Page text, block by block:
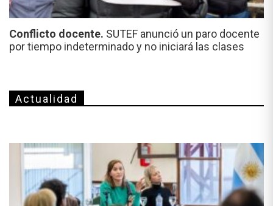
Conflicto docente. SUTEF anunció un paro docente
por tiempo indeterminado y no iniciará las clases
Actualidad